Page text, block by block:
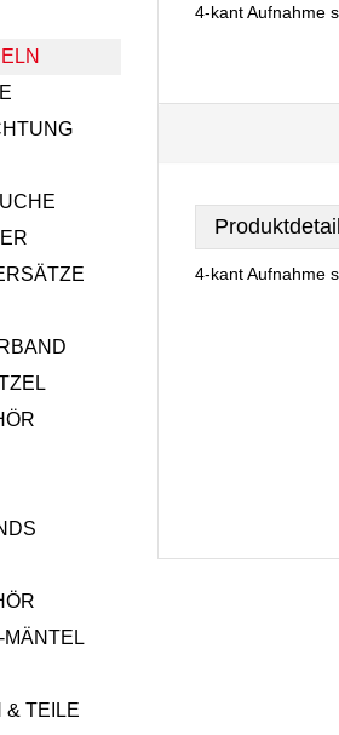
& TEILE
4-kant Aufnahme
4-kant Aufnahme